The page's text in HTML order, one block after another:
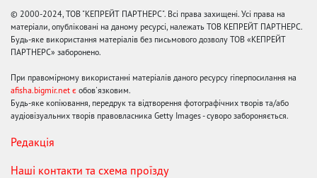
© 2000-2024, ТОВ "КЕПРЕЙТ ПАРТНЕРС". Всі права захищені. Усі права на
матеріали, опубліковані на даному ресурсі, належать ТОВ КЕПРЕЙТ ПАРТНЕРС.
Будь-яке використання матеріалів без письмового дозволу ТОВ «КЕПРЕЙТ
ПАРТНЕРС» заборонено.
При правомірному використанні матеріалів даного ресурсу гіперпосилання на
afisha.bigmir.net є обов'язковим.
Будь-яке копіювання, передрук та відтворення фотографічних творів та/або
аудіовізуальних творів правовласника Getty Images - суворо забороняється.
Редакція
Наші контакти та схема проїзду